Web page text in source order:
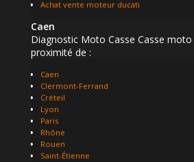
Achat vente moteur ducati
Caen
Diagnostic Moto Casse Casse
proximité de :
Caen
Clermont-Ferrand
Créteil
Lyon
Paris
Rhône
Rouen
Saint-Étienne